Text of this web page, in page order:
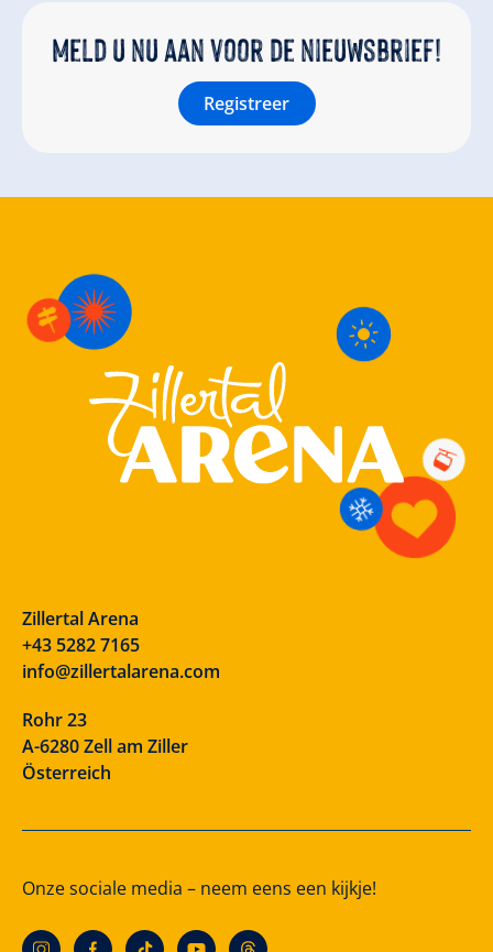
Meld u nu aan voor de nieuwsbrief!
Registreer
Zillertal Arena
+43 5282 7165
info@zillertalarena.com
Rohr 23
A-6280 Zell am Ziller
Österreich
Onze sociale media – neem eens een kijkje!